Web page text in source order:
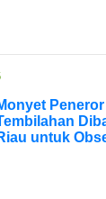
untuk